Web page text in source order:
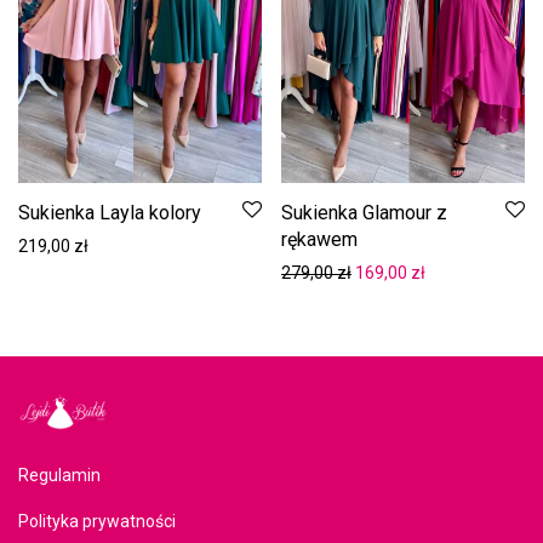
Sukienka Layla kolory
219,00 zł
Sukienka Glamour z
rękawem
279,00zł Pierwotna cena
169,00 złAktualna cena
Regulamin
Polityka prywatności